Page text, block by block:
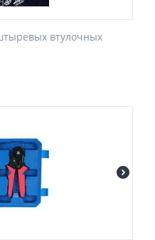
втулочных